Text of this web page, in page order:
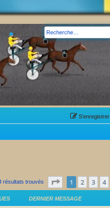
S’enregistrer
résultats trouvés Page sur15
1 2 3 4
DERNIER MESSAGE